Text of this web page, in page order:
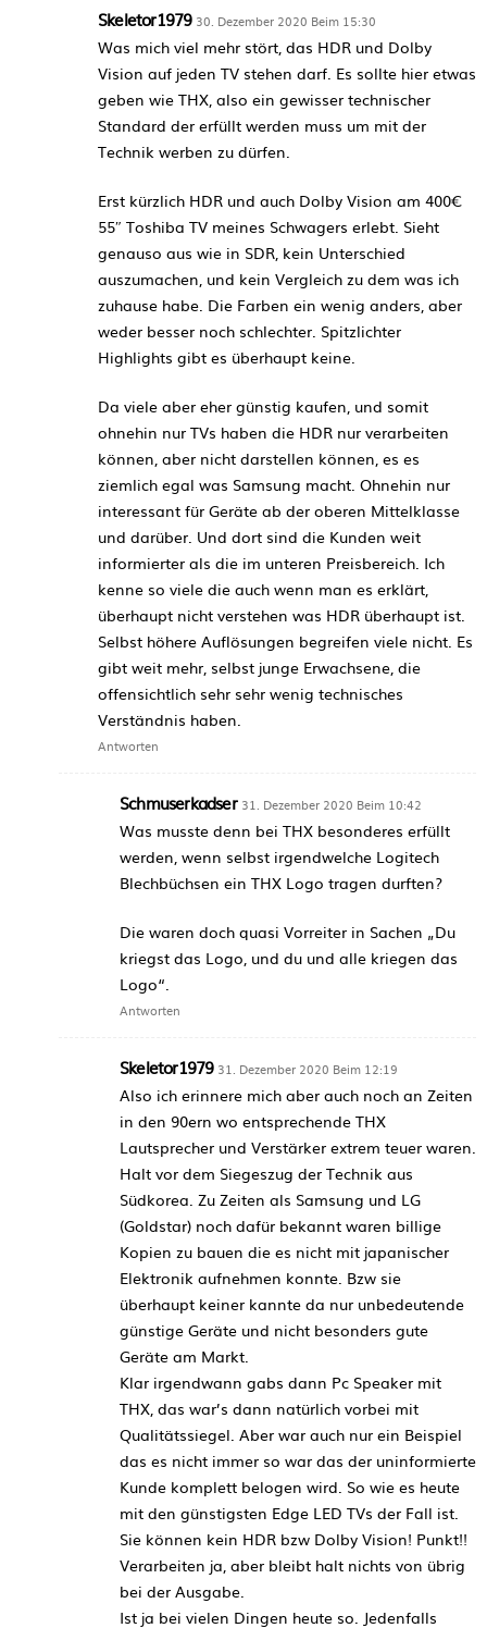
Skeletor1979 30. Dezember 2020 Beim 15:30
Was mich viel mehr stört, das HDR und Dolby
Vision auf jeden TV stehen darf. Es sollte hier etwas
geben wie THX, also ein gewisser technischer
Standard der erfüllt werden muss um mit der
Technik werben zu dürfen.
Erst kürzlich HDR und auch Dolby Vision am 400€
55″ Toshiba TV meines Schwagers erlebt. Sieht
genauso aus wie in SDR, kein Unterschied
auszumachen, und kein Vergleich zu dem was ich
zuhause habe. Die Farben ein wenig anders, aber
weder besser noch schlechter. Spitzlichter
Highlights gibt es überhaupt keine.
Da viele aber eher günstig kaufen, und somit
ohnehin nur TVs haben die HDR nur verarbeiten
können, aber nicht darstellen können, es es
ziemlich egal was Samsung macht. Ohnehin nur
interessant für Geräte ab der oberen Mittelklasse
und darüber. Und dort sind die Kunden weit
informierter als die im unteren Preisbereich. Ich
kenne so viele die auch wenn man es erklärt,
überhaupt nicht verstehen was HDR überhaupt ist.
Selbst höhere Auflösungen begreifen viele nicht. Es
gibt weit mehr, selbst junge Erwachsene, die
offensichtlich sehr sehr wenig technisches
Verständnis haben.
Antworten
Schmuserkadser 31. Dezember 2020 Beim 10:42
Was musste denn bei THX besonderes erfüllt
werden, wenn selbst irgendwelche Logitech
Blechbüchsen ein THX Logo tragen durften?
Die waren doch quasi Vorreiter in Sachen „Du
kriegst das Logo, und du und alle kriegen das
Logo“.
Antworten
Skeletor1979 31. Dezember 2020 Beim 12:19
Also ich erinnere mich aber auch noch an Zeiten
in den 90ern wo entsprechende THX
Lautsprecher und Verstärker extrem teuer waren.
Halt vor dem Siegeszug der Technik aus
Südkorea. Zu Zeiten als Samsung und LG
(Goldstar) noch dafür bekannt waren billige
Kopien zu bauen die es nicht mit japanischer
Elektronik aufnehmen konnte. Bzw sie
überhaupt keiner kannte da nur unbedeutende
günstige Geräte und nicht besonders gute
Geräte am Markt.
Klar irgendwann gabs dann Pc Speaker mit
THX, das war’s dann natürlich vorbei mit
Qualitätssiegel. Aber war auch nur ein Beispiel
das es nicht immer so war das der uninformierte
Kunde komplett belogen wird. So wie es heute
mit den günstigsten Edge LED TVs der Fall ist.
Sie können kein HDR bzw Dolby Vision! Punkt!!
Verarbeiten ja, aber bleibt halt nichts von übrig
bei der Ausgabe.
Ist ja bei vielen Dingen heute so. Jedenfalls